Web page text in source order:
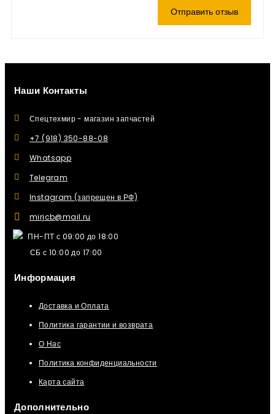
Отправить отзыв
Наши Контакты
Спецтехмир - магазин запчастей
+7 (918) 350-88-08
Whatsapp
Telegram
Instagram (запрещен в РФ)
mirjcb@mail.ru
ПН-ПТ с 09:00 до 18:00
СБ с 10:00 до 17:00
Информация
Доставка и Оплата
Политика гарантии и возврата
О Нас
Политика конфиденциальности
Карта сайта
Дополнительно